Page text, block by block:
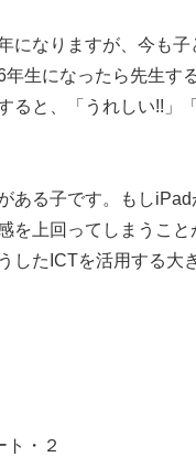
になりますが、今も
生になったら先生す
ると、「うれしい!!」
ある子です。もし
を上回ってしまうこと
たICTを活用する大
・２